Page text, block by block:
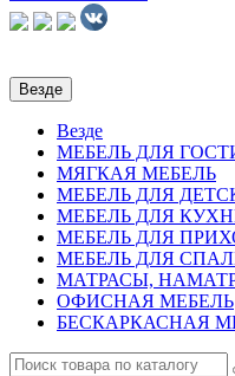
Везде
Везде
МЕБЕЛЬ ДЛЯ
МЯГКАЯ МЕБЕЛЬ
МЕБЕЛЬ ДЛЯ
МЕБЕЛЬ ДЛЯ
МЕБЕЛЬ ДЛЯ
МЕБЕЛЬ ДЛЯ
МАТРАСЫ,
ОФИСНАЯ МЕБЕЛЬ
БЕСКАРКАСНАЯ